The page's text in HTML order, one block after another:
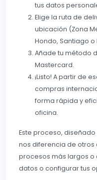
tus datos
Elige la ruta de
ubicación (Zona
Hondo, Santiago o
Añade tu método
Mastercard.
¡Listo! A partir de
compras
forma rápida y
oficina.
Este proceso,
nos diferencia de
procesos más largos
datos o configurar tus